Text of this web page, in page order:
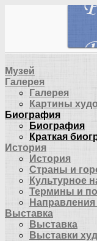
Музей
Галерея
Галерея
Картины
Биография
Биография
Краткая
История
История
Страны и
Культурное
Термины и
Направления
Выставка
Выставка
Выставки